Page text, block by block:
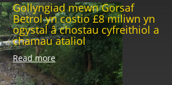
Gollyngiad mewn Gorsaf
Betrol yn costio £8 miliwn yn
ogystal â chostau cyfreithiol a
chamau ataliol
Read more